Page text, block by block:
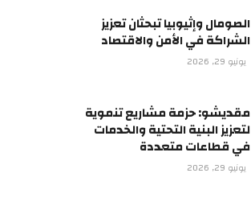
الصومال وإثيوبيا تبحثان تعزيز
الشراكة في الأمن والاقتصاد
يونيو 29, 2026
مقديشو: حزمة مشاريع تنموية
لتعزيز البنية التحتية والخدمات
في قطاعات متعددة
يونيو 29, 2026